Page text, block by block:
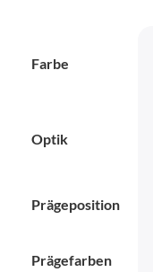
Farbe
Optik
Prägeposition
Prägefarben